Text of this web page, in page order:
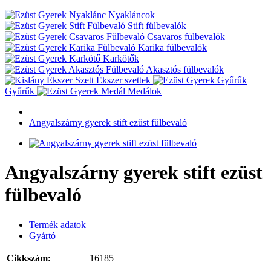
Nyakláncok
Stift fülbevalók
Csavaros fülbevalók
Karika fülbevalók
Karkötők
Akasztós fülbevalók
Ékszer szettek
Gyűrűk
Medálok
Angyalszárny gyerek stift ezüst fülbevaló
Angyalszárny gyerek stift ezüst
fülbevaló
Termék adatok
Gyártó
Cikkszám:
16185